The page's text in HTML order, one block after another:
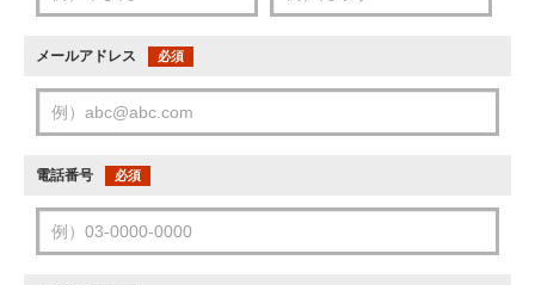
メールアドレス 必須
電話番号 必須